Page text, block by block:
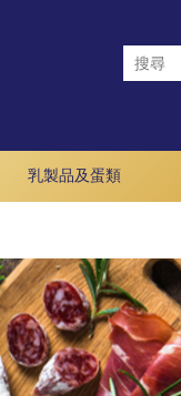
乳製品及蛋類